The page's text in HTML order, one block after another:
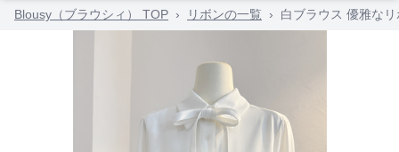
Blousy（ブラウシィ） TOP › リボンの一覧 › 白ブラウス 優雅な